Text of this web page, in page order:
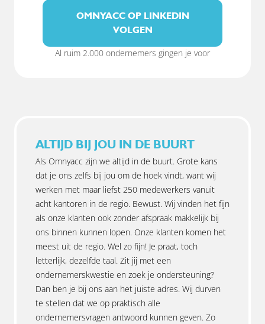
OMNYACC OP LINKEDIN
VOLGEN
Al ruim 2.000 ondernemers gingen je voor
ALTIJD BIJ JOU IN DE BUURT
Als Omnyacc zijn we altijd in de buurt. Grote kans
dat je ons zelfs bij jou om de hoek vindt, want wij
werken met maar liefst 250 medewerkers vanuit
acht kantoren in de regio. Bewust. Wij vinden het fijn
als onze klanten ook zonder afspraak makkelijk bij
ons binnen kunnen lopen. Onze klanten komen het
meest uit de regio. Wel zo fijn! Je praat, toch
letterlijk, dezelfde taal. Zit jij met een
ondernemerskwestie en zoek je ondersteuning?
Dan ben je bij ons aan het juiste adres. Wij durven
te stellen dat we op praktisch alle
ondernemersvragen antwoord kunnen geven. Zo